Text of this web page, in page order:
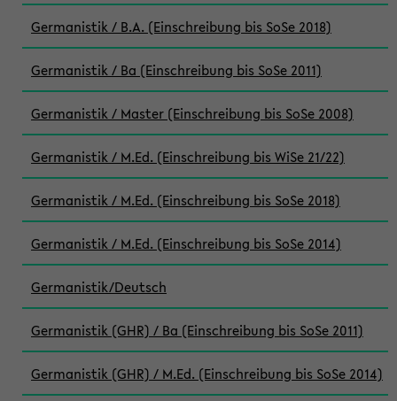
Germanistik / B.A. (Einschreibung bis SoSe 2018)
Germanistik / Ba (Einschreibung bis SoSe 2011)
Germanistik / Master (Einschreibung bis SoSe 2008)
Germanistik / M.Ed. (Einschreibung bis WiSe 21/22)
Germanistik / M.Ed. (Einschreibung bis SoSe 2018)
Germanistik / M.Ed. (Einschreibung bis SoSe 2014)
Germanistik/Deutsch
Germanistik (GHR) / Ba (Einschreibung bis SoSe 2011)
Germanistik (GHR) / M.Ed. (Einschreibung bis SoSe 2014)